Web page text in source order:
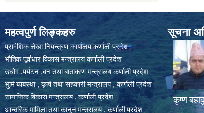
महत्वपुर्ण लिङ्कहरु
प्रादेशिक लेखा नियन्त्रण कार्यालय कर्णाली प्रदेश
भौतिक पूर्वाधार विकास मन्त्रालय कर्णाली प्रदेश
उधोग ,पर्यटन ,बन तथा बातावरण मन्त्रालय कर्णाली प्रदेश
भुमि ब्यबस्था , कृषि तथा सहकारी मन्त्रालय , कर्णाली प्रदेश
सामाजिक बिकास मन्त्रालय , कर्णाली प्रदेश
आन्तरिक मामिला तथा कानुन मन्त्रालय , कर्णाली प्रदेश
सूचना
कृष्ण